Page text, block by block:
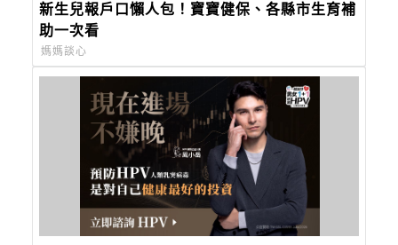
新生兒報戶口懶人包！寶寶健保、各縣市生育補
助一次看
媽媽談心